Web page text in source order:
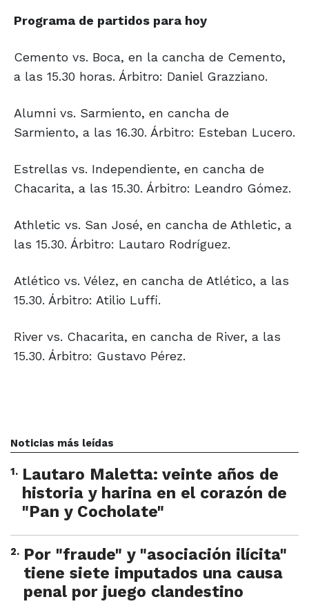
Programa de partidos para hoy
Cemento vs. Boca, en la cancha de Cemento,
a las 15.30 horas. Árbitro: Daniel Grazziano.
Alumni vs. Sarmiento, en cancha de
Sarmiento, a las 16.30. Árbitro: Esteban Lucero.
Estrellas vs. Independiente, en cancha de
Chacarita, a las 15.30. Árbitro: Leandro Gómez.
Athletic vs. San José, en cancha de Athletic, a
las 15.30. Árbitro: Lautaro Rodríguez.
Atlético vs. Vélez, en cancha de Atlético, a las
15.30. Árbitro: Atilio Luffi.
River vs. Chacarita, en cancha de River, a las
15.30. Árbitro: Gustavo Pérez.
Noticias más leídas
1. Lautaro Maletta: veinte años de
historia y harina en el corazón de
"Pan y Cocholate"
2. Por "fraude" y "asociación ilícita"
tiene siete imputados una causa
penal por juego clandestino